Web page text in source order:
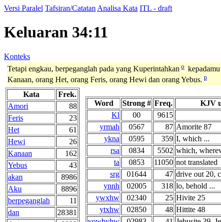
Versi Paralel Tafsiran/Catatan Analisa Kata ITL - draft
Keluaran 34:11
Konteks
Tetapi engkau, berpeganglah pada yang Kuperintahkan o
Kanaan, orang Het, orang Feris, orang Hewi dan orang Yebus. p
Kata
Frek.
Amori
88
Feris
23
Het
61
Hewi
26
Kanaan
162
Yebus
43
akan
8986
Aku
8896
berpeganglah
11
dan
28381
Word Strong # Freq.
KJV
Kl
00
9615
yrmah
0567 87 Amorite 87
ykna
0595 359 I, which ...
rsa
0834 5502 which,
ta
0853 11050 not translated
srg
01644 47 drive out 20,
ynnh
02005 318 lo, behold ...
ywxhw
02340 25 Hivite 25
ytxhw
02850 48 Hittite 48